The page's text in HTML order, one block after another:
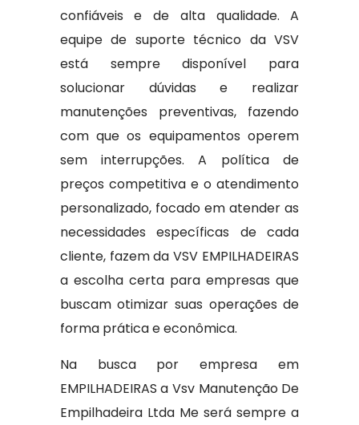
confiáveis e de alta qualidade. A
equipe de suporte técnico da VSV
está sempre disponível para
solucionar dúvidas e realizar
manutenções preventivas, fazendo
com que os equipamentos operem
sem interrupções. A política de
preços competitiva e o atendimento
personalizado, focado em atender as
necessidades específicas de cada
cliente, fazem da VSV EMPILHADEIRAS
a escolha certa para empresas que
buscam otimizar suas operações de
forma prática e econômica.
Na busca por empresa em
EMPILHADEIRAS a Vsv Manutenção De
Empilhadeira Ltda Me será sempre a